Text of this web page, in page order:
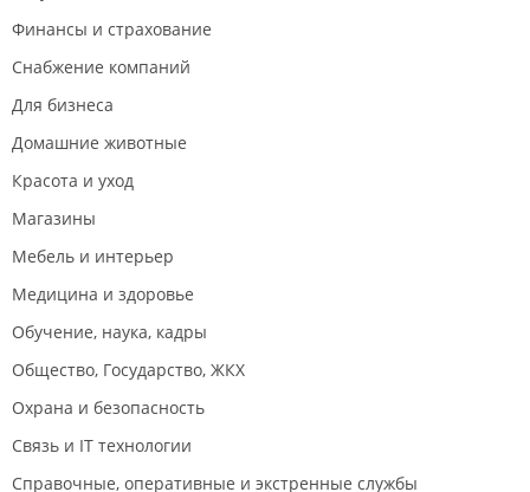
Финансы и страхование
Снабжение компаний
Для бизнеса
Домашние животные
Красота и уход
Магазины
Мебель и интерьер
Медицина и здоровье
Обучение, наука, кадры
Общество, Государство, ЖКХ
Охрана и безопасность
Связь и IT технологии
Справочные, оперативные и экстренные службы